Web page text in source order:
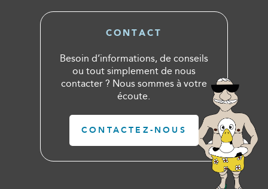
CONTACT
Besoin d’informations, de conseils
ou tout simplement de nous
contacter ? Nous sommes à votre
écoute.
CONTACTEZ-NOUS